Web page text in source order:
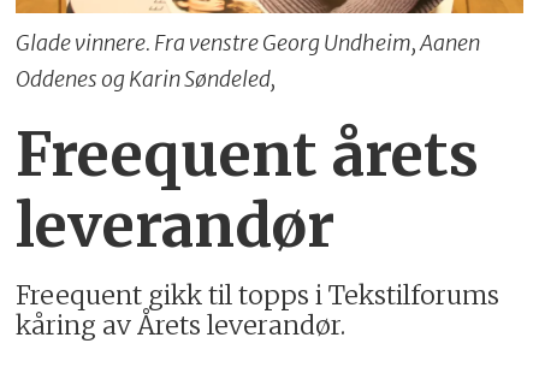
Glade vinnere. Fra venstre Georg Undheim, Aanen
Oddenes og Karin Søndeled,
Freequent årets
leverandør
Freequent gikk til topps i Tekstilforums
kåring av Årets leverandør.